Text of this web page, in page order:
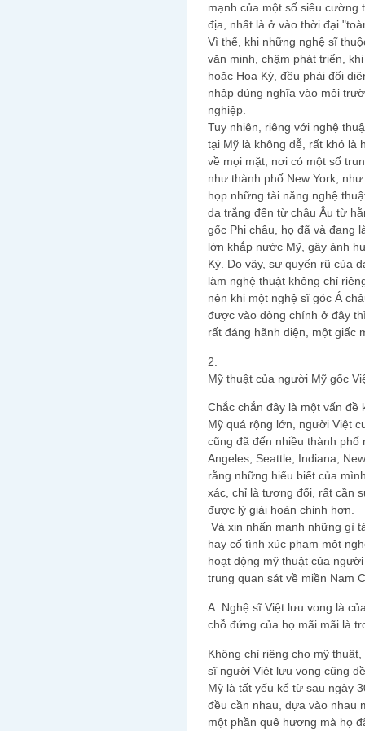
mạnh của một số siêu cường
địa, nhất là ở vào thời đại
Vì thế, khi những nghệ sĩ
văn minh, chậm phát triển,
hoặc Hoa Kỳ, đều phải đối
nhập đúng nghĩa vào môi
nghiệp.
Tuy nhiên, riêng với nghệ
tại Mỹ là không dễ, rất khó là
về mọi mặt, nơi có một số
như thành phố New York,
họp những tài năng nghệ
da trắng đến từ châu Âu từ
gốc Phi châu, họ đã và đang
lớn khắp nước Mỹ, gây ảnh
Kỳ. Do vậy, sự quyến rũ của
làm nghệ thuật không chỉ
nên khi một nghệ sĩ góc Á
được vào dòng chính ở đây
rất đáng hãnh diện, một
2.
Mỹ thuật của người Mỹ gốc
Chắc chắn đây là một vấn
Mỹ quá rộng lớn, người Việt
cũng đã đến nhiều thành phố
Angeles, Seattle, Indiana,
rằng những hiểu biết của
xác, chỉ là tương đối, rất cần
được lý giải hoàn chỉnh hơn.
Và xin nhấn mạnh những gì
hay cố tình xúc phạm một
hoạt động mỹ thuật của
trung quan sát về miền Nam
A. Nghệ sĩ Việt lưu vong là
chỗ đứng của họ mãi mãi là
Không chỉ riêng cho mỹ
sĩ người Việt lưu vong cũng
Mỹ là tất yếu kể từ sau ngày
đều cần nhau, dựa vào nhau
một phần quê hương mà họ